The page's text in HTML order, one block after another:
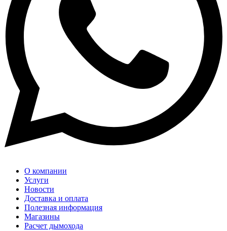
О компании
Услуги
Новости
Доставка и оплата
Полезная информация
Магазины
Расчет дымохода